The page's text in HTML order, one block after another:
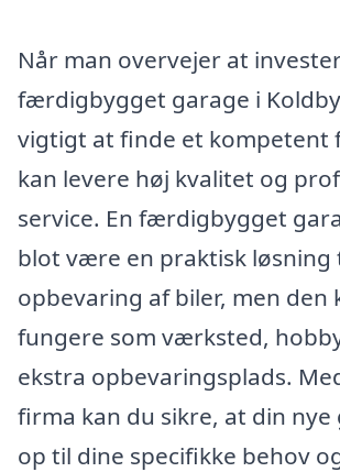
Når man overvejer at
færdigbygget garage i
vigtigt at finde et kompetent
kan levere høj kvalitet og
service. En færdigbygget
blot være en praktisk løsning
opbevaring af biler, men den
fungere som værksted,
ekstra opbevaringsplads.
firma kan du sikre, at din nye
op til dine specifikke behov